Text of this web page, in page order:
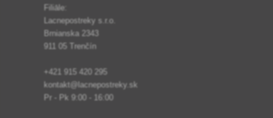
Filiāle:
Lacnepostreky s.r.o.
Brnianska 2343
911 05 Trenčín
+421 915 420 295
kontakt@lacnepostreky.sk
Pr - Pk 9:00 - 16:00